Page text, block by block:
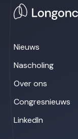
Nieuws
Nascholing
Over ons
Congresnieuws
LinkedIn